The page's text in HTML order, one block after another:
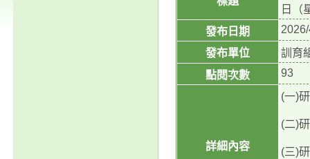
日（
發布日期
發布單位
訓育
點閱次數
93
詳細內容
(一)
(二)
(三)